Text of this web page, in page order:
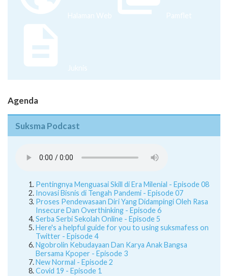
Halaman Web Pamflet
Juknis
Agenda
Suksma Podcast
Pentingnya Menguasai Skill di Era Milenial - Episode 08
Inovasi Bisnis di Tengah Pandemi - Episode 07
Proses Pendewasaan Diri Yang Didampingi Oleh Rasa
Insecure Dan Overthinking - Episode 6
Serba Serbi Sekolah Online - Episode 5
Here's a helpful guide for you to using suksmafess on
Twitter - Episode 4
Ngobrolin Kebudayaan Dan Karya Anak Bangsa
Bersama Kpoper - Episode 3
New Normal - Episode 2
Covid 19 - Episode 1